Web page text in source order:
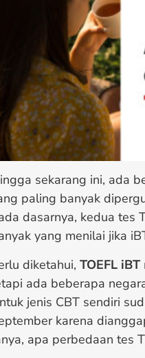
sekarang ini, ada
paling banyak
dasarnya, kedua tes
yang menilai jika
diketahui, TOEFL iBT
ada beberapa
jenis CBT sendiri
karena
apa perbedaan tes